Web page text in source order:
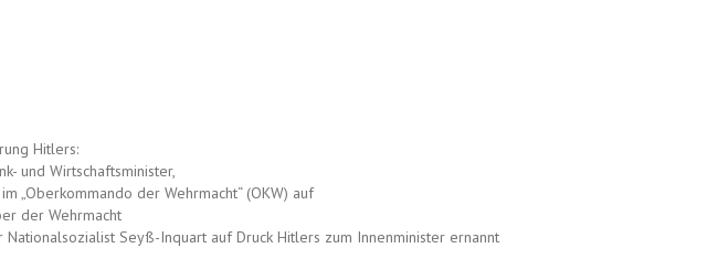
Hitlers:
und Wirtschaftsminister,
„Oberkommando der Wehrmacht“ (OKW) auf
der Wehrmacht
Seyß-Inquart auf Druck Hitlers zum Innenminister ernannt